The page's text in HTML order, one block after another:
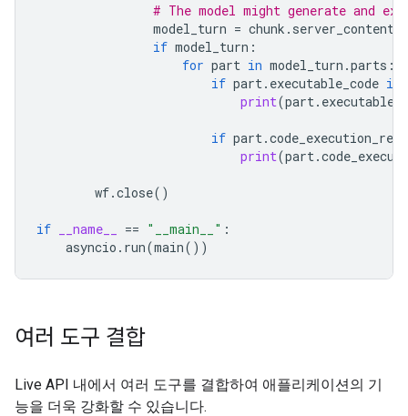
# The model might generate and
model_turn = chunk . server_content
if model_turn :
for part in model_turn .parts :
if part. executable_code is
print(part.
if part.
print(part.
wf.close()
if __name__ == "__main__" :
asyncio . run(main())
여러 도구 결합
Live API 내에서 여러 도구를 결합하여 애플리케이션의 기
능을 더욱 강화할 수 있습니다.